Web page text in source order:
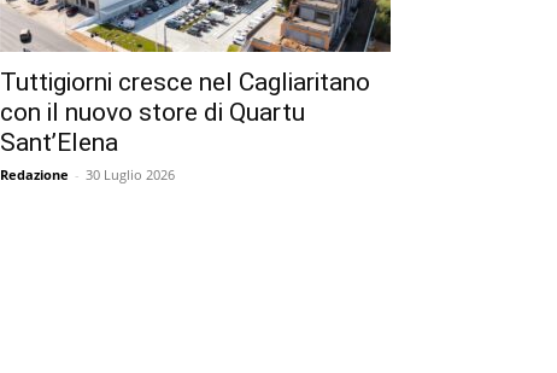
Tuttigiorni cresce nel Cagliaritano
con il nuovo store di Quartu
Sant’Elena
Redazione - 30 Luglio 2026